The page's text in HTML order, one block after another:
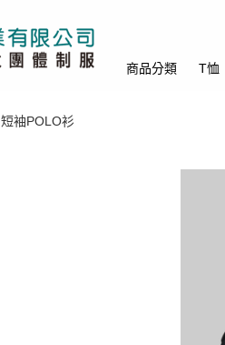
商品分類 T恤
短袖POLO衫